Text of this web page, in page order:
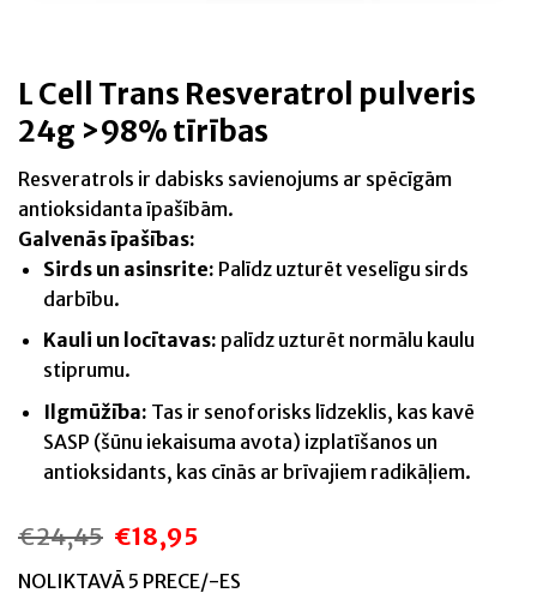
L Cell Trans Resveratrol pulveris
24g >98% tīrības
Resveratrols ir dabisks savienojums ar spēcīgām
antioksidanta īpašībām.
Galvenās īpašības:
Sirds un asinsrite: Palīdz uzturēt veselīgu sirds
darbību.
Kauli un locītavas: palīdz uzturēt normālu kaulu
stiprumu.
Ilgmūžība: Tas ir senoforisks līdzeklis, kas kavē
SASP (šūnu iekaisuma avota) izplatīšanos un
antioksidants, kas cīnās ar brīvajiem radikāļiem.
€24,45 Original
price
was:
€24,45.
€18,95
is:
€18,95.
NOLIKTAVĀ 5 PRECE/-ES